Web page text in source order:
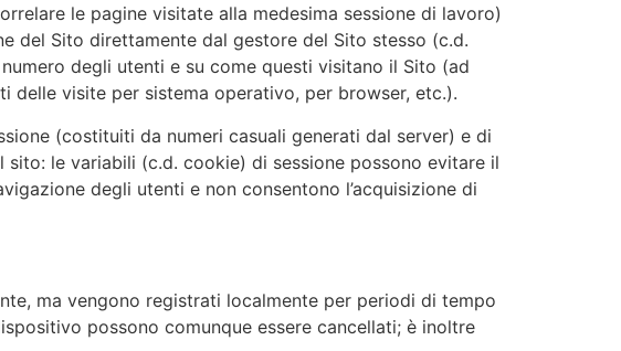
le pagine visitate alla medesima sessione di lavoro)
del Sito direttamente dal gestore del Sito stesso (c.d.
degli utenti e su come questi visitano il Sito (ad
delle visite per sistema operativo, per browser, etc.).
(costituiti da numeri casuali generati dal server) e di
le variabili (c.d. cookie) di sessione possono evitare il
degli utenti e non consentono l’acquisizione di
ma vengono registrati localmente per periodi di tempo
possono comunque essere cancellati; è inoltre